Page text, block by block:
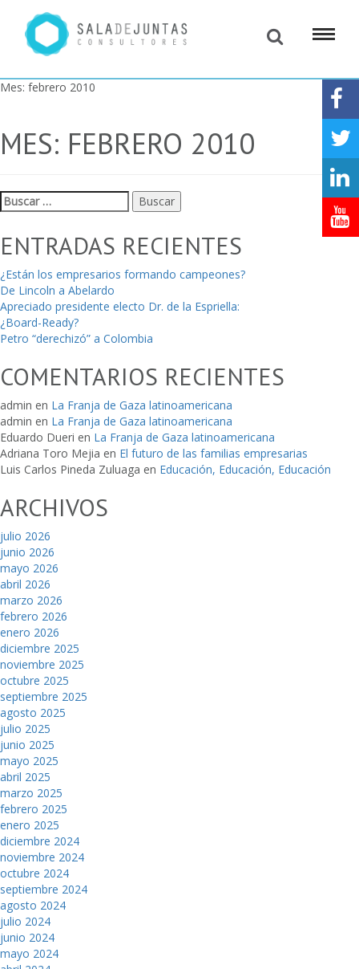
Mes: febrero 2010
MES: FEBRERO 2010
Buscar:
ENTRADAS RECIENTES
¿Están los empresarios formando campeones?
De Lincoln a Abelardo
Apreciado presidente electo Dr. de la Espriella:
¿Board-Ready?
Petro “derechizó” a Colombia
COMENTARIOS RECIENTES
admin en La Franja de Gaza latinoamericana
admin en La Franja de Gaza latinoamericana
Eduardo Dueri en La Franja de Gaza latinoamericana
Adriana Toro Mejia en El futuro de las familias empresarias
Luis Carlos Pineda Zuluaga en Educación, Educación, Educación
ARCHIVOS
julio 2026
junio 2026
mayo 2026
abril 2026
marzo 2026
febrero 2026
enero 2026
diciembre 2025
noviembre 2025
octubre 2025
septiembre 2025
agosto 2025
julio 2025
junio 2025
mayo 2025
abril 2025
marzo 2025
febrero 2025
enero 2025
diciembre 2024
noviembre 2024
octubre 2024
septiembre 2024
agosto 2024
julio 2024
junio 2024
mayo 2024